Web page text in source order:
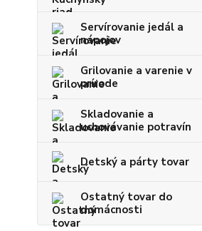
Servírovanie jedál a
nápojov
Grilovanie a varenie v
prírode
Skladovanie a
uchovávanie potravín
Detský a párty tovar
Ostatný tovar do
domácnosti